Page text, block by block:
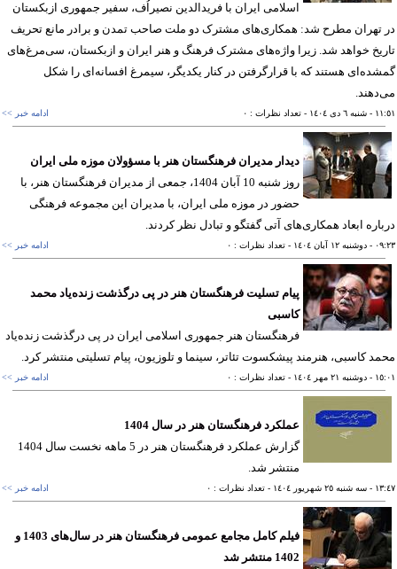
اسلامی ایران با فرید‌الدین نصیراُف، سفیر جمهوری ازبکستان
تهران مطرح شد: همکاری‌های مشترک دو ملت صاحب تمدن و برادر مانع تحریف
خواهد شد. زیرا واژه‌های مشترک فرهنگ و هنر ایران و ازبکستان، سی‌مرغ‌های
هستند که با قرارگرفتن در کنار یکدیگر، سیمرغ افسانه‌ای را شکل
- شنبه ٦ دی ١٤٠٤ - تعداد نظرات : ٠ ادامه خبر >>
دیدار مدیران فرهنگستان هنر با مسؤولان موزه ملی ایران
روز شنبه 10 آبان 1404، جمعی از مدیران فرهنگستان هنر، با
حضور در موزه ملی ایران، با مدیران این مجموعه فرهنگی
ابعاد همکاری‌های آتی گفتگو و تبادل نظر کردند.
- دوشنبه ١٢ آبان ١٤٠٤ - تعداد نظرات : ٠ ادامه خبر >>
پیام تسلیت فرهنگستان هنر در پی درگذشت زنده‌یاد محمد
کاسبی
فرهنگستان هنر جمهوری اسلامی ایران در پی درگذشت زنده‌یاد
کاسبی، هنرمند پیشکسوت تئاتر، سینما و تلوزیون، پیام تسلیتی منتشر کرد.
- دوشنبه ٢١ مهر ١٤٠٤ - تعداد نظرات : ٠ ادامه خبر >>
عملکرد فرهنگستان هنر در سال 1404
گزارش عملکرد فرهنگستان هنر در 5 ماهه نخست سال 1404
منتشر شد.
- سه شنبه ٢٥ شهريور ١٤٠٤ - تعداد نظرات : ٠ ادامه خبر >>
فیلم کامل مجامع عمومی فرهنگستان هنر در سال‌های 1403 و
1402 منتشر شد